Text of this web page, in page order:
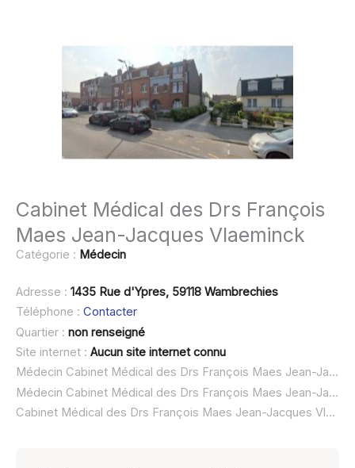
Cabinet Médical des Drs François
Maes Jean-Jacques Vlaeminck
Catégorie : Médecin
Adresse : 1435 Rue d'Ypres, 59118 Wambrechies
Téléphone : Contacter
Quartier : non renseigné
Site internet : Aucun site internet connu
Médecin Cabinet Médical des Drs François Maes Jean-Jacques Vlaeminck à domicile :
Médecin Cabinet Médical des Drs François Maes Jean-Jacques Vlaeminck ouvert dimanche :
Cabinet Médical des Drs François Maes Jean-Jacques Vlaeminck urgence à domicile ou SOS médecin :